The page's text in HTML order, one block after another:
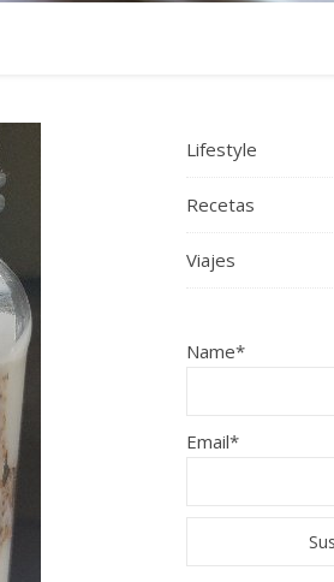
Lifestyle
Recetas
Viajes
Name*
Email*